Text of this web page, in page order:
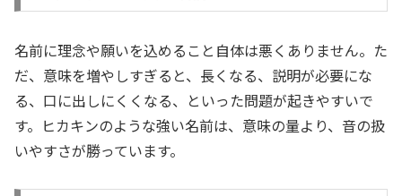
名前に理念や願いを込めること自体は悪くありません。た
だ、意味を増やしすぎると、長くなる、説明が必要にな
る、口に出しにくくなる、といった問題が起きやすいで
す。ヒカキンのような強い名前は、意味の量より、音の扱
いやすさが勝っています。